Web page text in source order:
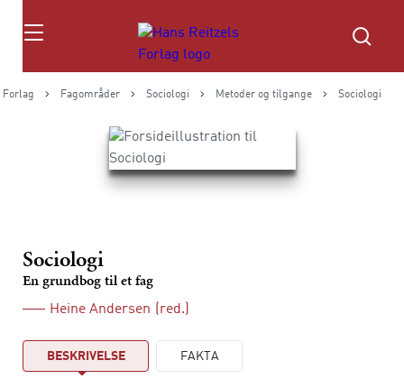
Søg
Forlag Fagområder Sociologi Metoder og tilgange Sociologi
Sociologi
En grundbog til et fag
Heine Andersen (red.)
BESKRIVELSE FAKTA